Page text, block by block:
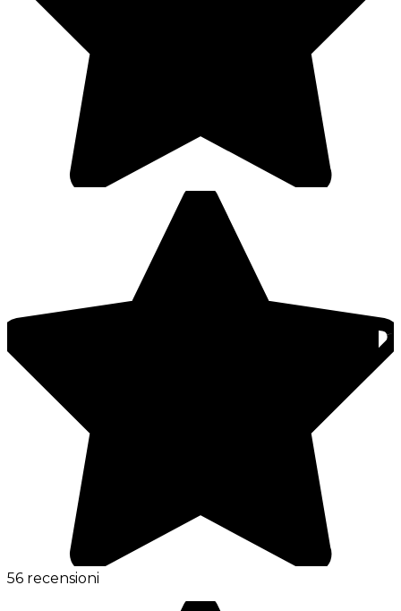
56 recensioni